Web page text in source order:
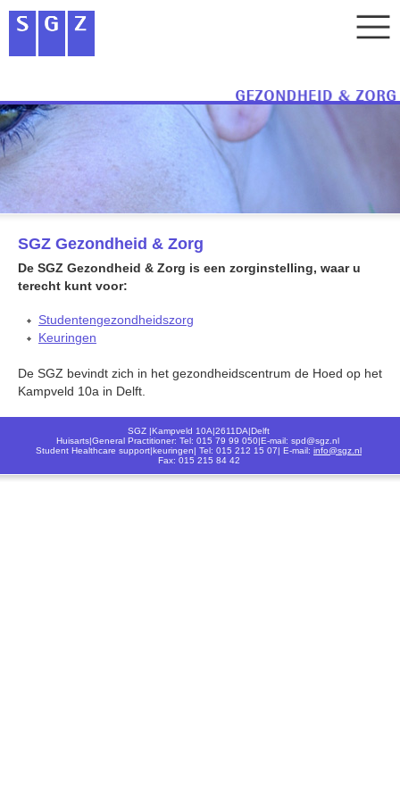
SGZ Gezondheid & Zorg
De SGZ Gezondheid & Zorg is een zorginstelling, waar u
terecht kunt voor:
Studentengezondheidszorg
Keuringen
De SGZ bevindt zich in het gezondheidscentrum de Hoed op het
Kampveld 10a in Delft.
SGZ |Kampveld 10A|2611DA|Delft
Huisarts|General Practitioner: Tel: 015 79 99 050|E-mail: spd@sgz.nl
Student Healthcare support|keuringen| Tel: 015 212 15 07| E-mail: info@sgz.nl
Fax: 015 215 84 42